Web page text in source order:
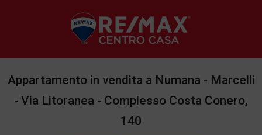
Appartamento in vendita a Numana - Marcelli
- Via Litoranea - Complesso Costa Conero,
140